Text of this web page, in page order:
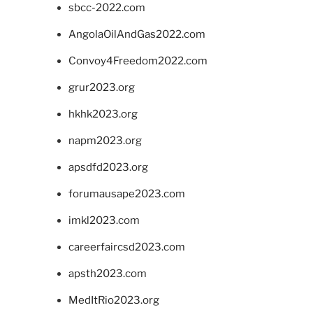
sbcc-2022.com
AngolaOilAndGas2022.com
Convoy4Freedom2022.com
grur2023.org
hkhk2023.org
napm2023.org
apsdfd2023.org
forumausape2023.com
imkl2023.com
careerfaircsd2023.com
apsth2023.com
MedItRio2023.org